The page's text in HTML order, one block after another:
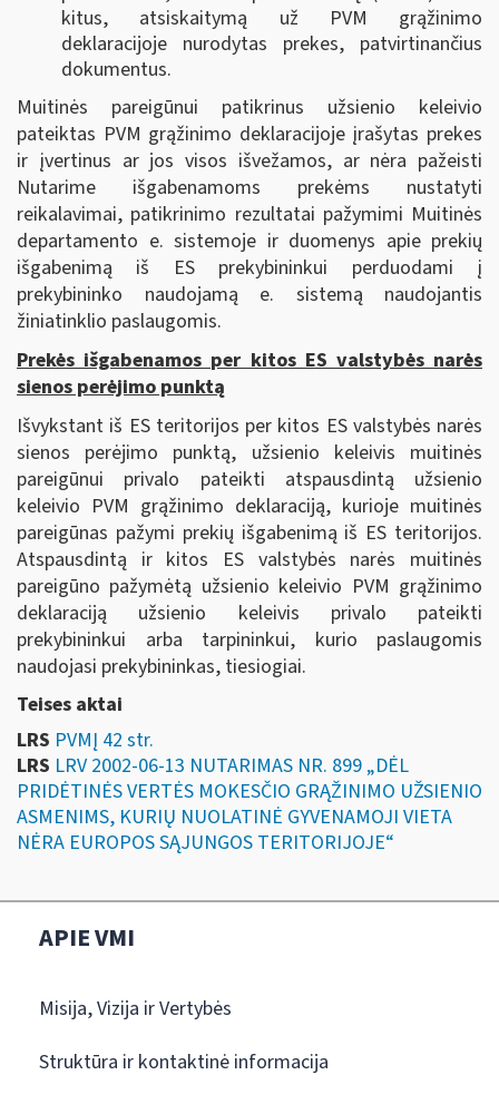
kitus, atsiskaitymą už PVM grąžinimo
deklaracijoje nurodytas prekes, patvirtinančius
dokumentus.
Muitinės pareigūnui patikrinus užsienio keleivio
pateiktas PVM grąžinimo deklaracijoje įrašytas prekes
ir įvertinus ar jos visos išvežamos, ar nėra pažeisti
Nutarime išgabenamoms prekėms nustatyti
reikalavimai, patikrinimo rezultatai pažymimi Muitinės
departamento e. sistemoje ir duomenys apie prekių
išgabenimą iš ES prekybininkui perduodami į
prekybininko naudojamą e. sistemą naudojantis
žiniatinklio paslaugomis.
Prekės išgabenamos per kitos ES valstybės narės
sienos perėjimo punktą
Išvykstant iš ES teritorijos per kitos ES valstybės narės
sienos perėjimo punktą, užsienio keleivis muitinės
pareigūnui privalo pateikti atspausdintą užsienio
keleivio PVM grąžinimo deklaraciją, kurioje muitinės
pareigūnas pažymi prekių išgabenimą iš ES teritorijos.
Atspausdintą ir kitos ES valstybės narės muitinės
pareigūno pažymėtą užsienio keleivio PVM grąžinimo
deklaraciją užsienio keleivis privalo pateikti
prekybininkui arba tarpininkui, kurio paslaugomis
naudojasi prekybininkas, tiesiogiai.
Teises aktai
LRS PVMĮ 42 str.
LRS LRV 2002-06-13 NUTARIMAS NR. 899 „DĖL
PRIDĖTINĖS VERTĖS MOKESČIO GRĄŽINIMO UŽSIENIO
ASMENIMS, KURIŲ NUOLATINĖ GYVENAMOJI VIETA
NĖRA EUROPOS SĄJUNGOS TERITORIJOJE“
APIE VMI
Misija, Vizija ir Vertybės
Struktūra ir kontaktinė informacija